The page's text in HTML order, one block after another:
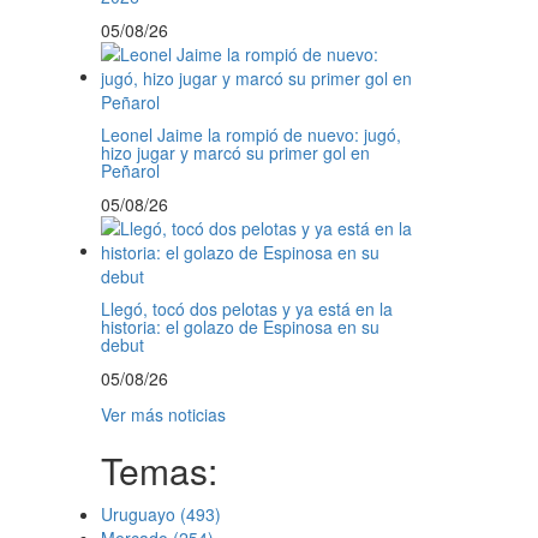
05/08/26
Leonel Jaime la rompió de nuevo: jugó,
hizo jugar y marcó su primer gol en
Peñarol
05/08/26
Llegó, tocó dos pelotas y ya está en la
historia: el golazo de Espinosa en su
debut
05/08/26
Ver más noticias
Temas:
Uruguayo (493)